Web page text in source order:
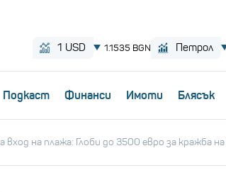
Пoдкаст Финанси Имоти Блясък
на плажа: Глоби до 3500 евро за кражба